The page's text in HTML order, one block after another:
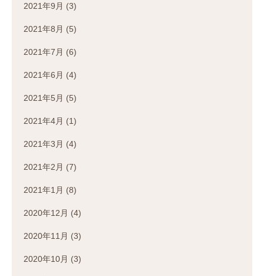
2021年9月 (3)
2021年8月 (5)
2021年7月 (6)
2021年6月 (4)
2021年5月 (5)
2021年4月 (1)
2021年3月 (4)
2021年2月 (7)
2021年1月 (8)
2020年12月 (4)
2020年11月 (3)
2020年10月 (3)